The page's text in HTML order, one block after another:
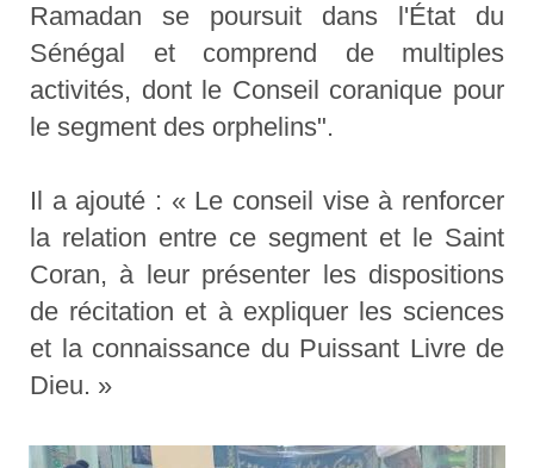
Ramadan se poursuit dans l'État du
Sénégal et comprend de multiples
activités, dont le Conseil coranique pour
le segment des orphelins".
Il a ajouté : « Le conseil vise à renforcer
la relation entre ce segment et le Saint
Coran, à leur présenter les dispositions
de récitation et à expliquer les sciences
et la connaissance du Puissant Livre de
Dieu. »